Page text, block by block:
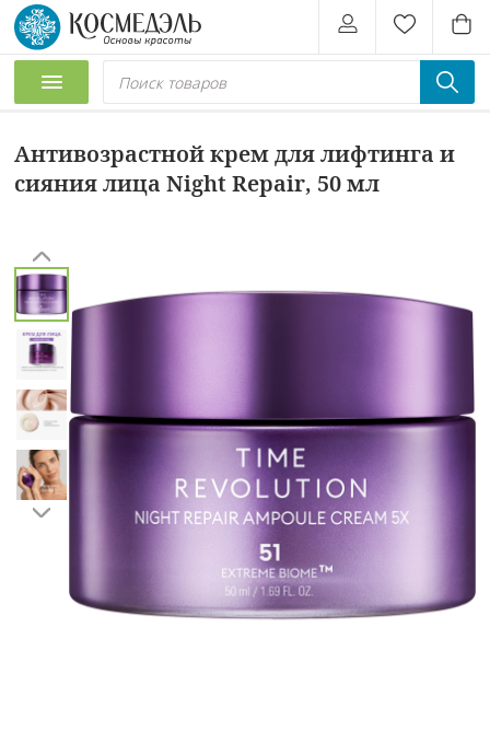
Антивозрастной крем для лифтинга и
сияния лица Night Repair, 50 мл